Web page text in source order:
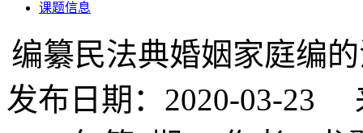
课题信息
编纂民法典婚姻家庭编
发布日期：2020-03-23